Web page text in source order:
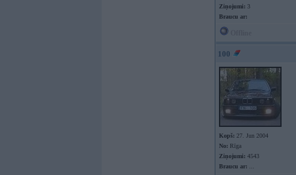
Ziņojumi: 3
Braucu ar:
100
Kopš: 27. Jun 2004
No: Rīga
Ziņojumi: 4543
Braucu ar: